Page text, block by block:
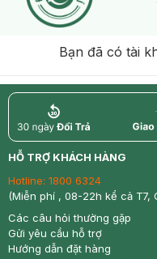
Bạn đã có tài
return
HỖ TRỢ KHÁCH HÀNG
Hotline: 1800 6324
(Miễn phí , 08-22h kể cả T7,
Các câu hỏi thường gặp
Gửi yêu cầu hỗ trợ
Hướng dẫn đặt hàng